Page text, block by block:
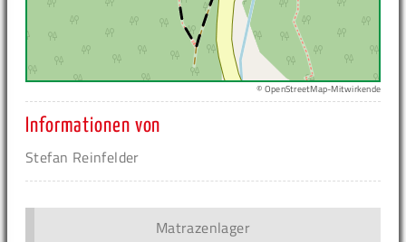
© OpenStreetMap-Mitwirkende
Informationen von
Stefan Reinfelder
Matrazenlager